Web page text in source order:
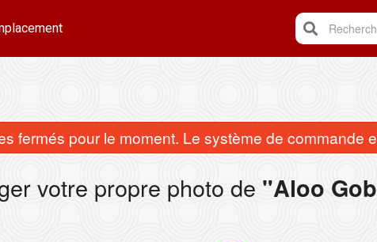
fermés pour le moment. Le système de commande
votre propre photo de "Aloo